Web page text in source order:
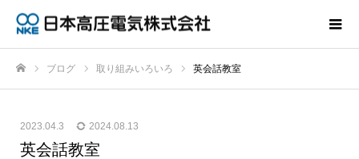
ブログ 取り組みいろいろ 英会話教室
2023.04.3 2024.08.13
英会話教室